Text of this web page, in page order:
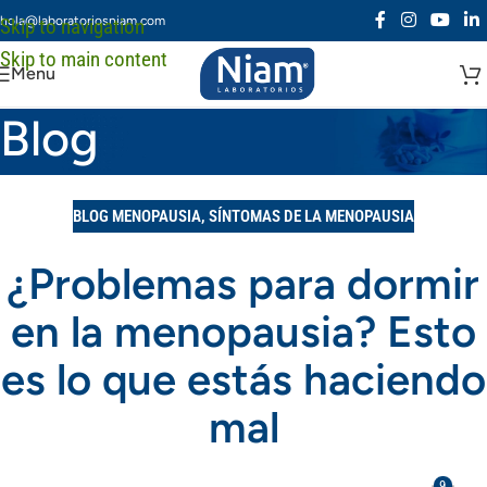
Skip to navigation
Skip to main content
hola@laboratoriosniam.com
Menu
Blog
BLOG MENOPAUSIA, SÍNTOMAS DE LA MENOPAUSIA
¿Problemas para dormir
en la menopausia? Esto
es lo que estás haciendo
mal